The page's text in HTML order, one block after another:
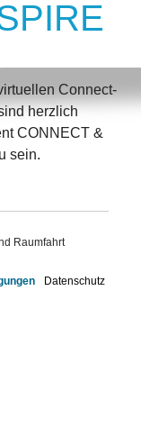
Connect-
herzlich
CONNECT &
sein.
Raumfahrt
Datenschutz